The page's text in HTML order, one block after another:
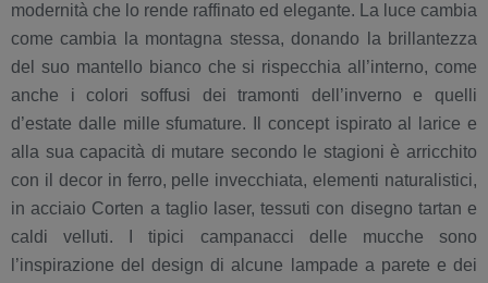
modernità che lo rende raffinato ed elegante. La luce cambia
come cambia la montagna stessa, donando la brillantezza
del suo mantello bianco che si rispecchia all’interno, come
anche i colori soffusi dei tramonti dell’inverno e quelli
d’estate dalle mille sfumature. Il concept ispirato al larice e
alla sua capacità di mutare secondo le stagioni è arricchito
con il decor in ferro, pelle invecchiata, elementi naturalistici,
in acciaio Corten a taglio laser, tessuti con disegno tartan e
caldi velluti. I tipici campanacci delle mucche sono
l’inspirazione del design di alcune lampade a parete e dei